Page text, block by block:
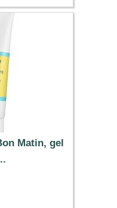
Matin, gel